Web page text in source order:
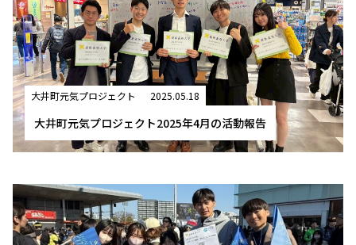
大井町元気プロジェクト 2025.05.18
大井町元気プロジェクト2025年4月の活動報告